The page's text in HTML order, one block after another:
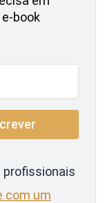
book
profissionais
com um